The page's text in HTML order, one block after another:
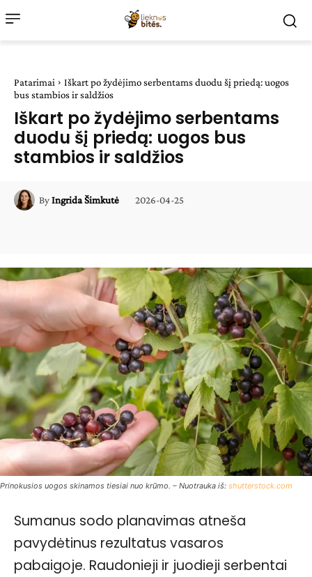
Patarimai
Iškart po žydėjimo serbentams duodu šį priedą: uogos
bus stambios ir saldžios
Iškart po žydėjimo serbentams
duodu šį priedą: uogos bus
stambios ir saldžios
ByIngrida Šimkutė 2026-04-25
Prinokusios uogos skinamos tiesiai nuo krūmo. – Nuotrauka iš: shutterstock.com
Sumanus sodo planavimas atneša
pavydėtinus rezultatus vasaros
pabaigoje. Raudonieji ir juodieji serbentai